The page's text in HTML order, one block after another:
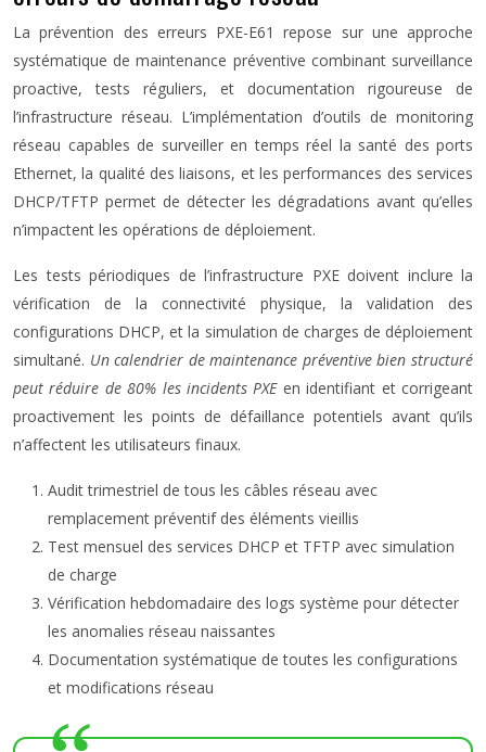
La prévention des erreurs PXE-E61 repose sur une approche
systématique de maintenance préventive combinant surveillance
proactive, tests réguliers, et documentation rigoureuse de
l’infrastructure réseau. L’implémentation d’outils de monitoring
réseau capables de surveiller en temps réel la santé des ports
Ethernet, la qualité des liaisons, et les performances des services
DHCP/TFTP permet de détecter les dégradations avant qu’elles
n’impactent les opérations de déploiement.
Les tests périodiques de l’infrastructure PXE doivent inclure la
vérification de la connectivité physique, la validation des
configurations DHCP, et la simulation de charges de déploiement
simultané. Un calendrier de maintenance préventive bien structuré
peut réduire de 80% les incidents PXEen identifiant et corrigeant
proactivement les points de défaillance potentiels avant qu’ils
n’affectent les utilisateurs finaux.
Audit trimestriel de tous les câbles réseau avec
remplacement préventif des éléments vieillis
Test mensuel des services DHCP et TFTP avec simulation
de charge
Vérification hebdomadaire des logs système pour détecter
les anomalies réseau naissantes
Documentation systématique de toutes les configurations
et modifications réseau